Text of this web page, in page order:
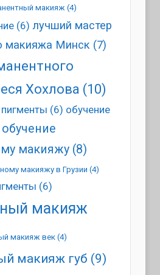
макияж (4)
(6) лучший мастер
макияжа Минск (7)
Хохлова (10)
пигменты (6) обучение
обучение
макияжу(8)
макияжу в Грузии (4)
(6)
макияж
макияж век(4)
макияж губ (9)